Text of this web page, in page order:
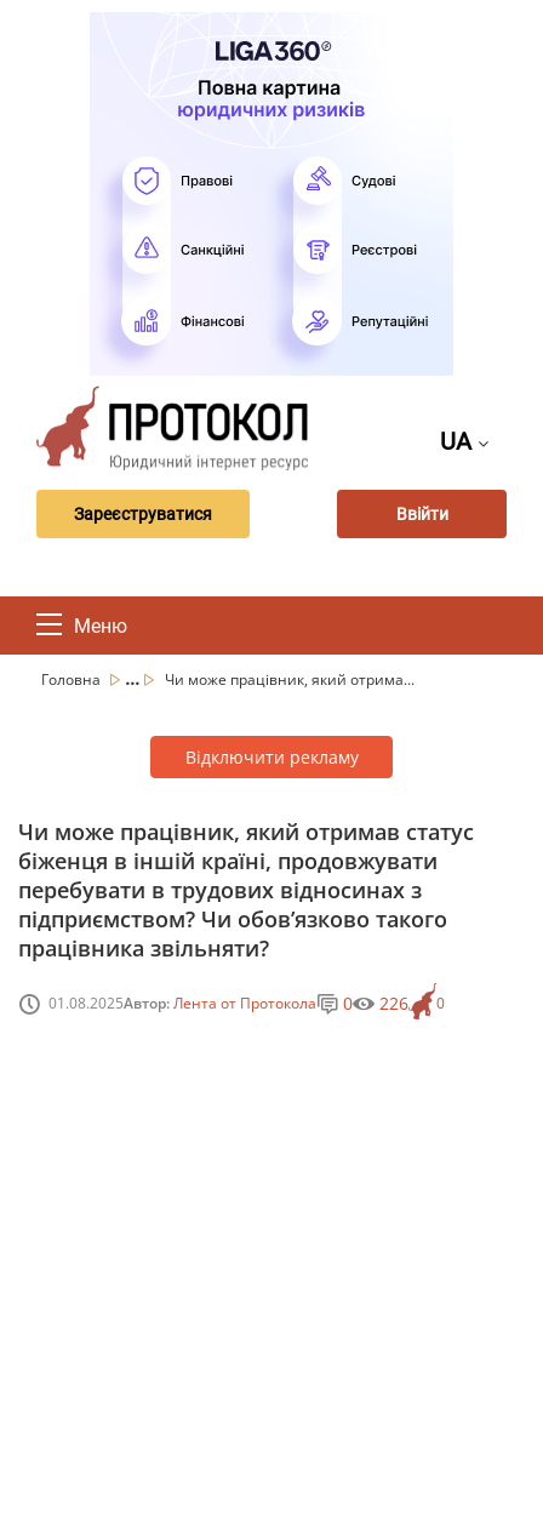
UA
Зареєструватися Ввійти
Меню
Головна ... Чи може працівник, який отрима...
Відключити рекламу
Чи може працівник, який отримав статус
біженця в іншій країні, продовжувати
перебувати в трудових відносинах з
підприємством? Чи обов’язково такого
працівника звільняти?
01.08.2025Автор:Лента от Протокола 0
0 226